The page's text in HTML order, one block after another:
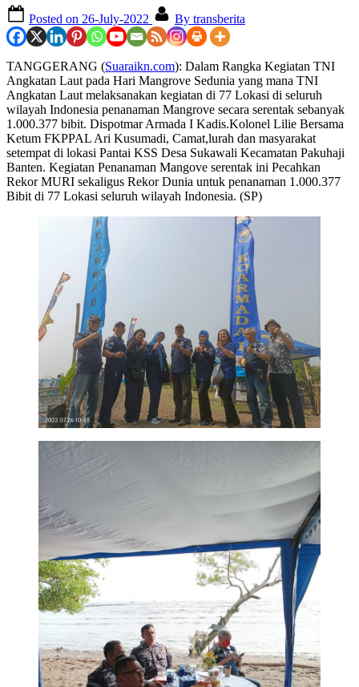
Posted on 26-July-2022 By transberita
TANGGERANG (Suaraikn.com): Dalam Rangka Kegiatan TNI
Angkatan Laut pada Hari Mangrove Sedunia yang mana TNI
Angkatan Laut melaksanakan kegiatan di 77 Lokasi di seluruh
wilayah Indonesia penanaman Mangrove secara serentak sebanyak
1.000.377 bibit. Dispotmar Armada I Kadis.Kolonel Lilie Bersama
Ketum FKPPAL Ari Kusumadi, Camat,lurah dan masyarakat
setempat di lokasi Pantai KSS Desa Sukawali Kecamatan Pakuhaji
Banten. Kegiatan Penanaman Mangove serentak ini Pecahkan
Rekor MURI sekaligus Rekor Dunia untuk penanaman 1.000.377
Bibit di 77 Lokasi seluruh wilayah Indonesia. (SP)